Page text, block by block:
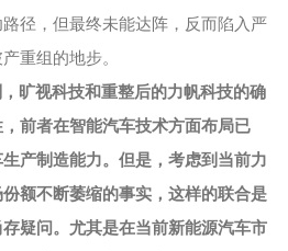
径，但最终未能达阵，反而陷入严
重组的地步。
旷视科技和重整后的力帆科技的确
前者在智能汽车技术方面布局已
产制造能力。但是，考虑到当前力
额不断萎缩的事实，这样的联合是
疑问。尤其是在当前新能源汽车市